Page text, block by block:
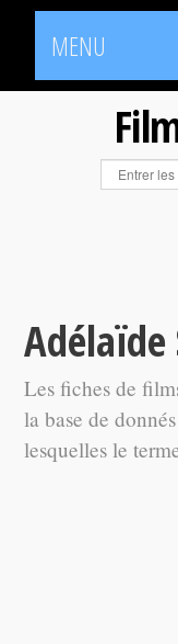
MENU
Adélaïde
Les fiches de
la base de
lesquelles le